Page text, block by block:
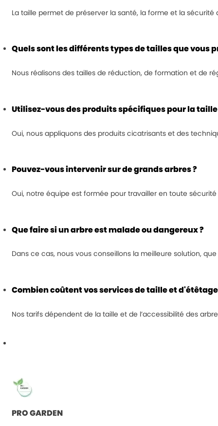
La taille permet de préserver la santé, la forme et la sécurité
Quels sont les différents types de tailles que vous
Nous réalisons des tailles de réduction, de formation et de
Utilisez-vous des produits spécifiques pour la taille
Oui, nous appliquons des produits cicatrisants et des
Pouvez-vous intervenir sur de grands arbres ?
Oui, notre équipe est formée pour travailler en toute
Que faire si un arbre est malade ou dangereux ?
Dans ce cas, nous vous conseillons la meilleure solution,
Combien coûtent vos services de taille et
Nos tarifs dépendent de la taille et de l’accessibilité des
PRO GARDEN